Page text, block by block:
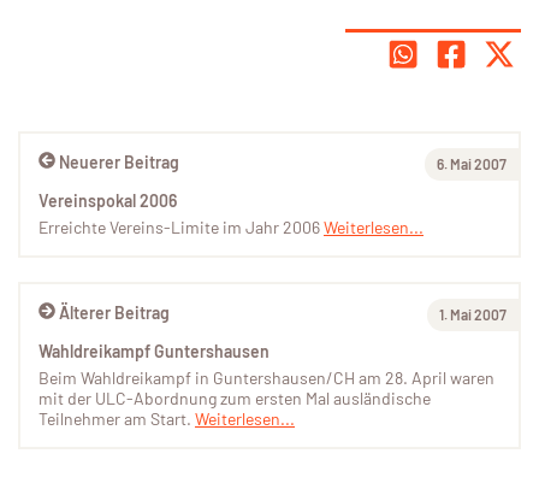
Älterer Beitrag 1. Mai 2007
Wahldreikampf Guntershausen
Beim Wahldreikampf in Guntershausen/CH am 28. April waren
mit der ULC-Abordnung zum ersten Mal ausländische
Teilnehmer am Start. Weiterlesen...
Neuerer Beitrag 6. Mai 2007
Vereinspokal 2006
Erreichte Vereins-Limite im Jahr 2006Weiterlesen...